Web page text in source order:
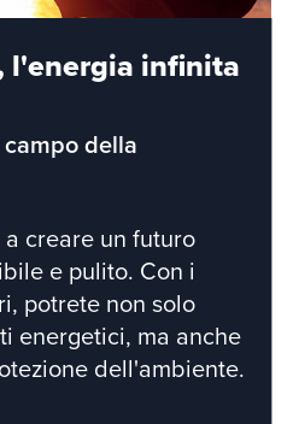
l'energia infinita
della
creare un futuro
e pulito. Con i
potrete non solo
energetici, ma anche
dell'ambiente.